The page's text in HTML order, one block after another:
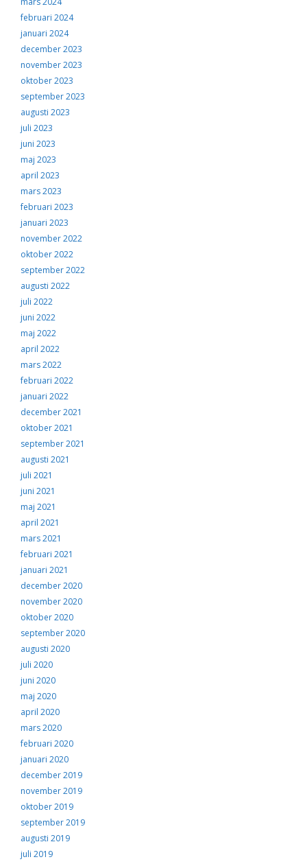
februari 2024
januari 2024
december 2023
november 2023
oktober 2023
september 2023
augusti 2023
juli 2023
juni 2023
maj 2023
april 2023
mars 2023
februari 2023
januari 2023
november 2022
oktober 2022
september 2022
augusti 2022
juli 2022
juni 2022
maj 2022
april 2022
mars 2022
februari 2022
januari 2022
december 2021
oktober 2021
september 2021
augusti 2021
juli 2021
juni 2021
maj 2021
april 2021
mars 2021
februari 2021
januari 2021
december 2020
november 2020
oktober 2020
september 2020
augusti 2020
juli 2020
juni 2020
maj 2020
april 2020
mars 2020
februari 2020
januari 2020
december 2019
november 2019
oktober 2019
september 2019
augusti 2019
juli 2019